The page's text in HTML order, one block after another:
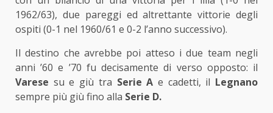
1962/63), due pareggi ed altrettante vittorie degli
ospiti (0-1 nel 1960/61 e 0-2 l’anno successivo).
Il destino che avrebbe poi atteso i due team negli
anni ’60 e ’70 fu decisamente di verso opposto: il
Varese su e giù tra Serie A e cadetti, il Legnano
sempre più giù fino alla Serie D.